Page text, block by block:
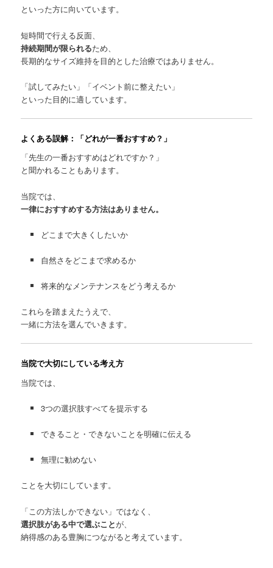
といった方に向いています。
短時間で行える反面、
持続期間が限られるため、
長期的なサイズ維持を目的とした治療ではありません。
「試してみたい」「イベント前に整えたい」
といった目的に適しています。
よくある誤解：「どれが一番おすすめ？」
「先生の一番おすすめはどれですか？」
と聞かれることもあります。
当院では、
一律におすすめする方法はありません。
どこまで大きくしたいか
自然さをどこまで求めるか
将来的なメンテナンスをどう考えるか
これらを踏まえたうえで、
一緒に方法を選んでいきます。
当院で大切にしている考え方
当院では、
3つの選択肢すべてを提示する
できること・できないことを明確に伝える
無理に勧めない
ことを大切にしています。
「この方法しかできない」ではなく、
選択肢がある中で選ぶことが、
納得感のある豊胸につながると考えています。